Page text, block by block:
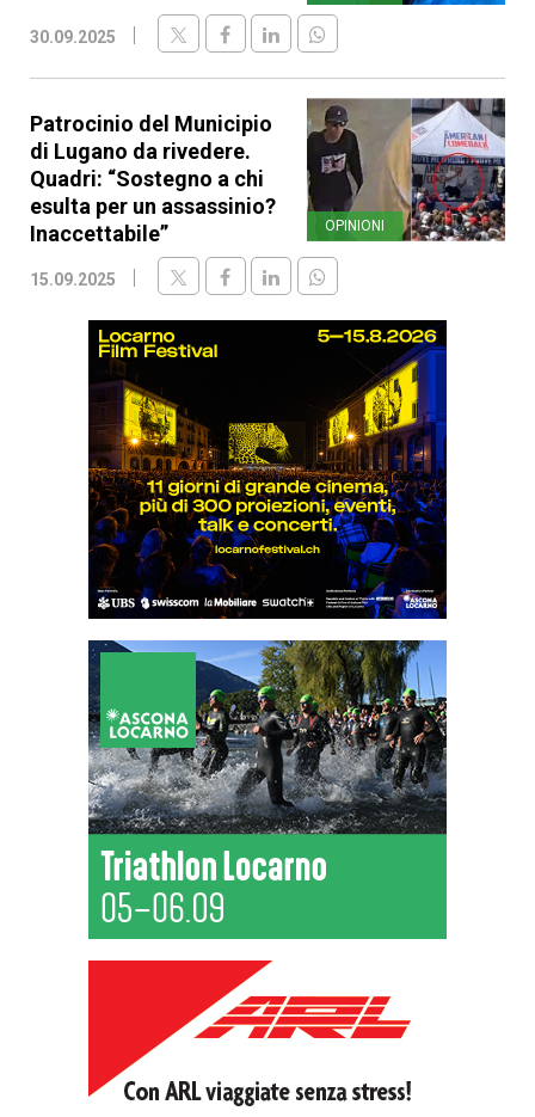
30.09.2025
Patrocinio del Municipio
di Lugano da rivedere.
Quadri: “Sostegno a chi
esulta per un assassinio?
Inaccettabile”
OPINIONI
15.09.2025